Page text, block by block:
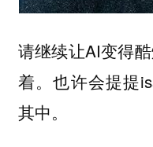
请继续让AI变得
着。也许会提提
其中。